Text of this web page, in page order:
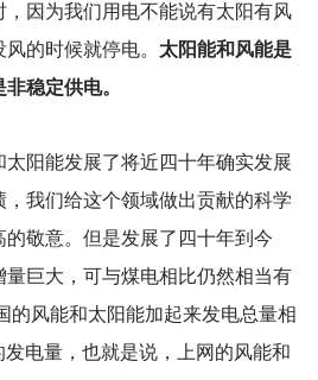
因为我们用电不能说有太阳有风
的时候就停电。 太阳能和风能是
稳定供电。
阳能发展了将近四十年确实发展
我们给这个领域做出贡献的科学
敬意。但是发展了四十年到今
巨大，可与煤电相比仍然相当有
的风能和太阳能加起来发电总量相
电量，也就是说，上网的风能和